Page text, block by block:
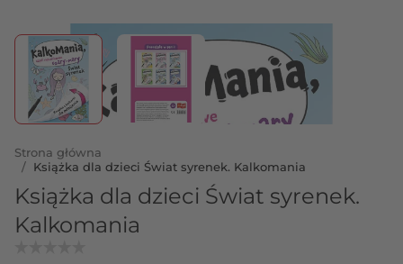
View larger imageView larger image
Strona główna
/ Książka dla dzieci Świat syrenek. Kalkomania
Książka dla dzieci Świat syrenek.
Kalkomania